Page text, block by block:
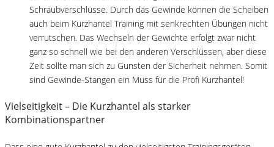
Schraubverschlüsse. Durch das Gewinde können die Scheiben
auch beim Kurzhantel Training mit senkrechten Übungen nicht
verrutschen. Das Wechseln der Gewichte erfolgt zwar nicht
ganz so schnell wie bei den anderen Verschlüssen, aber diese
Zeit sollte man sich zu Gunsten der Sicherheit nehmen. Somit
sind Gewinde-Stangen ein Muss für die Profi Kurzhantel!
Vielseitigkeit – Die Kurzhantel als starker
Kombinationspartner